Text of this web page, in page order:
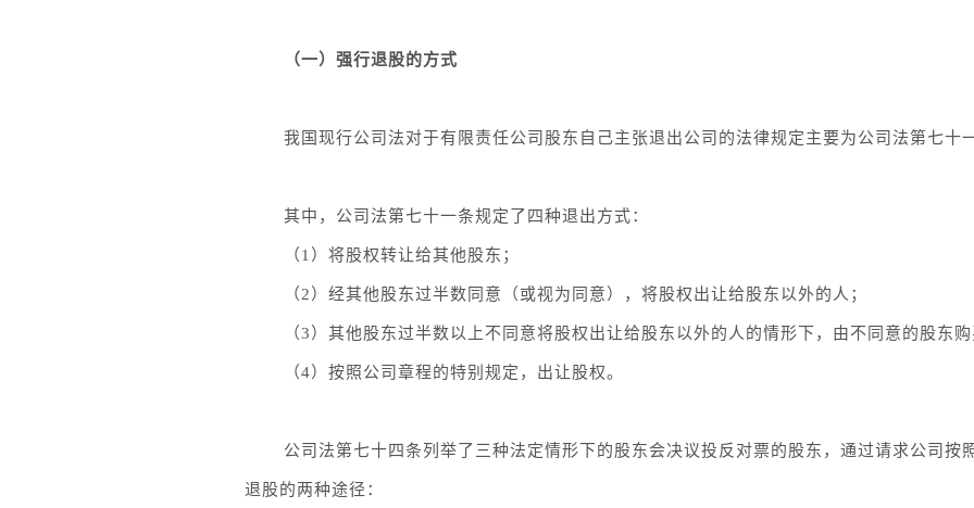
（一）强行退股的方式
我国现行公司法对于有限责任公司股东自己主张退出公司的法律规定主要为公司法第七十
其中，公司法第七十一条规定了四种退出方式：
（1）将股权转让给其他股东；
（2）经其他股东过半数同意（或视为同意），将股权出让给股东以外的人；
（3）其他股东过半数以上不同意将股权出让给股东以外的人的情形下，由不同意的股东购
（4）按照公司章程的特别规定，出让股权。
公司法第七十四条列举了三种法定情形下的股东会决议投反对票的股东，通过请求公司按
退股的两种途径：